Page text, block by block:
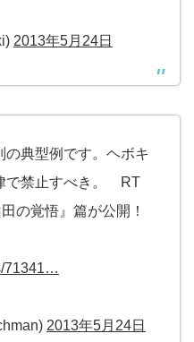
2013年5月24日
典型例です。ヘボキ
で禁止すべき。 RT
の覚悟』篇が公開！
71341…
2013年5月24日